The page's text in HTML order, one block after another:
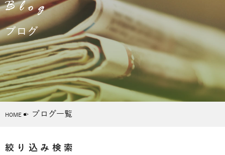
Blog
ブログ
HOME ブログ一覧
絞り込み検索